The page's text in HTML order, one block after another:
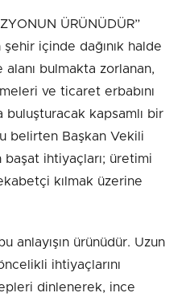
ÜRÜNÜDÜR”
şehir içinde dağınık halde
bulmakta zorlanan,
ve ticaret erbabını
buluşturacak kapsamlı bir
belirten Başkan Vekili
başat ihtiyaçları; üretimi
kılmak üzerine
anlayışın ürünüdür. Uzun
ihtiyaçlarını
dinlenerek, ince